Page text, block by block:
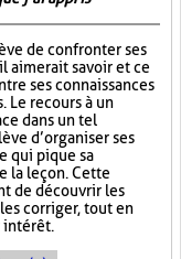
de confronter ses
aimerait savoir et ce
ses connaissances
Le recours à un
dans un tel
d’organiser ses
qui pique sa
la leçon. Cette
de découvrir les
corriger, tout en
intérêt.